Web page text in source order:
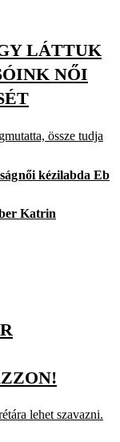
LÁTTUK
NŐI
össze tudja
női kézilabda Eb
Katrin
lehet szavazni.